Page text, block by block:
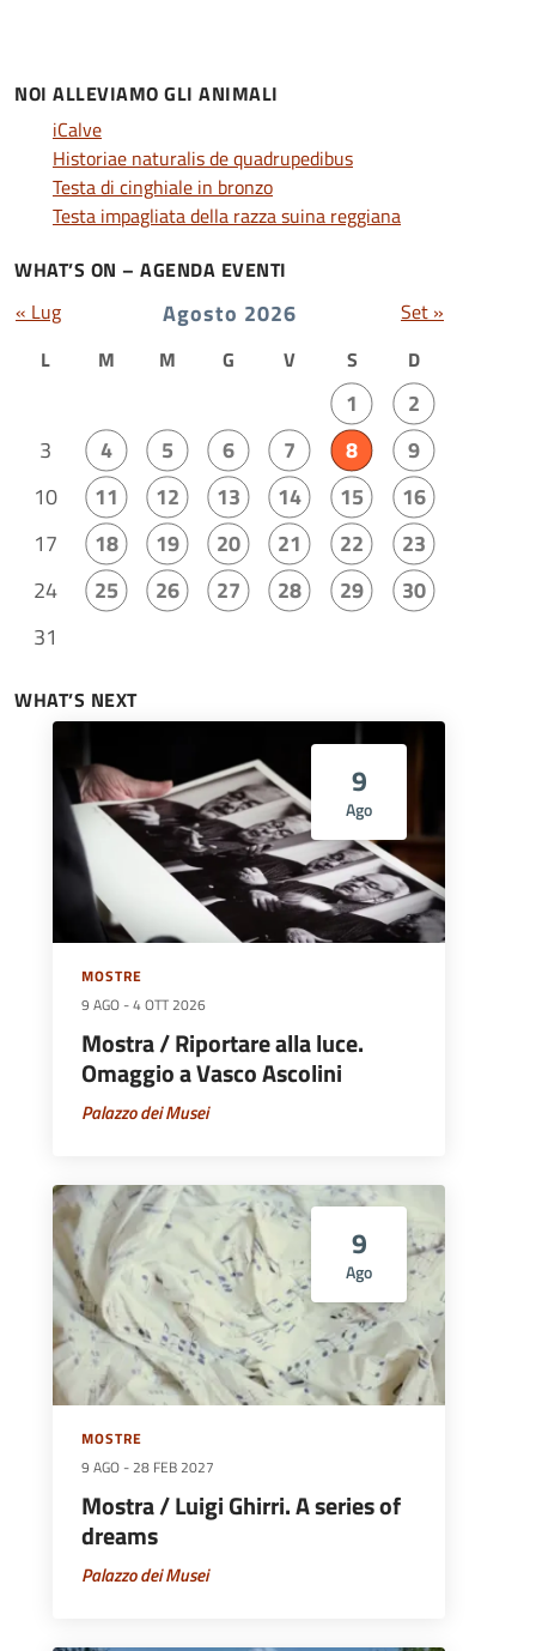
NOI ALLEVIAMO GLI ANIMALI
iCalve
Historiae naturalis de quadrupedibus
Testa di cinghiale in bronzo
Testa impagliata della razza suina reggiana
WHAT’S ON – AGENDA EVENTI
Agosto 2026
L M M G V S D
1
2
3
4 5 6 7 8
9
10
11 12 13 14 15
16
17
18 19 20 21 22
23
24
25 26 27 28 29
30
31
« Lug Set »
WHAT’S NEXT
9
Ago
MOSTRE
9 AGO -4 OTT 2026
Mostra / Riportare alla luce.
Omaggio a Vasco Ascolini
Palazzo dei Musei
9
Ago
MOSTRE
9 AGO -28 FEB 2027
Mostra / Luigi Ghirri. A series of
dreams
Palazzo dei Musei